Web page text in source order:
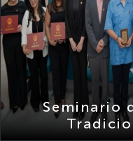
Seminario